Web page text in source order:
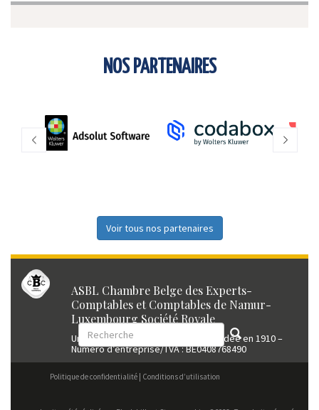
NOS PARTENAIRES
Voir tous nos partenaires
ASBL Chambre Belge des Experts-
Comptables et Comptables de Namur-
Luxembourg Société Royale
Union professionnelle reconnue fondée en 1910 –
Numéro d’entreprise/TVA : BE0408768490
Politique de confidentialité Conditions d’utilisation